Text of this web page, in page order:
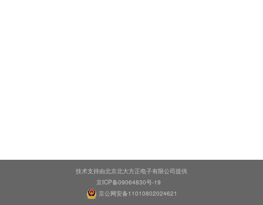
技术支持由北京北大方正电子有限公司提供
京ICP备09064830号-19
京公网安备11010802024621